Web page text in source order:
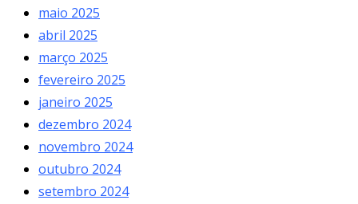
maio 2025
abril 2025
março 2025
fevereiro 2025
janeiro 2025
dezembro 2024
novembro 2024
outubro 2024
setembro 2024